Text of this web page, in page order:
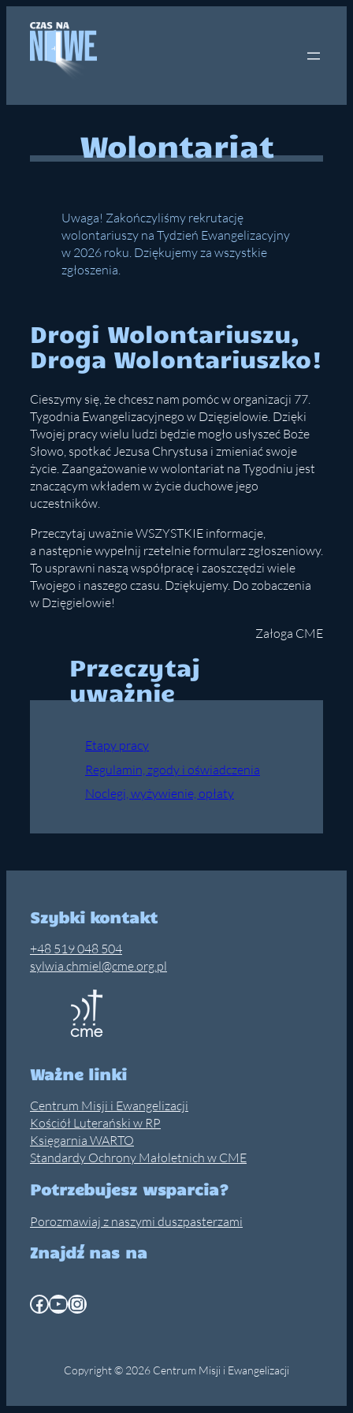
treści
Wolontariat
Przeczytaj
uważnie
Etapy pracy
Regulamin, zgody i oświadczenia
Noclegi, wyżywienie, opłaty
Uwaga! Zakończyliśmy rekrutację
wolontariuszy na Tydzień Ewangelizacyjny
w 2026 roku. Dziękujemy za wszystkie
zgłoszenia.
Drogi Wolontariuszu,
Droga Wolontariuszko!
Cieszymy się, że chcesz nam pomóc w organizacji 77.
Tygodnia Ewangelizacyjnego w Dzięgielowie. Dzięki
Twojej pracy wielu ludzi będzie mogło usłyszeć Boże
Słowo, spotkać Jezusa Chrystusa i zmieniać swoje
życie. Zaangażowanie w wolontariat na Tygodniu jest
znaczącym wkładem w życie duchowe jego
uczestników.
Przeczytaj uważnie WSZYSTKIE informacje,
a następnie wypełnij rzetelnie formularz zgłoszeniowy.
To usprawni naszą współpracę i zaoszczędzi wiele
Twojego i naszego czasu. Dziękujemy. Do zobaczenia
w Dzięgielowie!
Załoga CME
Szybki kontakt
+48 519 048 504
sylwia.chmiel@cme.org.pl
Ważne linki
Centrum Misji i Ewangelizacji
Kościół Luterański w RP
Księgarnia WARTO
Standardy Ochrony Małoletnich w CME
Potrzebujesz wsparcia?
Porozmawiaj z naszymi duszpasterzami
Znajdź nas na
Facebook
YouTube
Instagram
Copyright © 2026 Centrum Misji i Ewangelizacji